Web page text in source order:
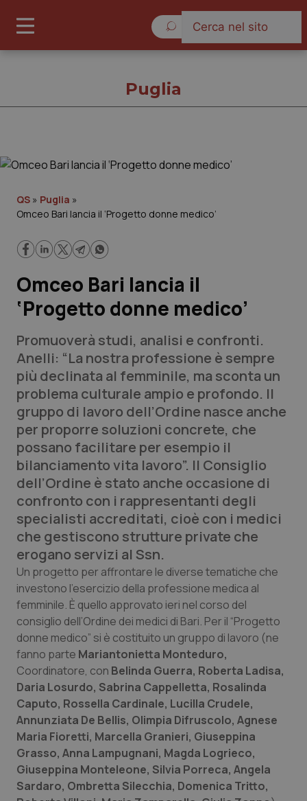
Cronache
Lavoro e Professioni
Scienza e Farmaci
Studi e Analisi
Lettere al direttore
Edizioni Regionali
QS Pro
Professionisti Sanitari.AI
Abruzzo
Basilicata
Calabria
Campania
Emilia-Romagna
Friuli Venezia Giulia
Lazio
QS Pro Gold
Artrite & artrosi
Asma & BPCO
Car-T
Colesterolo & coronaropatie
Dermatite Atopica
Diabete & glucometri
QS Club Newsletter
Puglia
QS » Puglia »
Omceo Bari lancia il ‘Progetto donne medico’
Omceo Bari lancia il
‘Progetto donne medico’
Promuoverà studi, analisi e confronti.
Anelli: “La nostra professione è sempre
più declinata al femminile, ma sconta un
problema culturale ampio e profondo. Il
gruppo di lavoro dell’Ordine nasce anche
per proporre soluzioni concrete, che
possano facilitare per esempio il
bilanciamento vita lavoro”. Il Consiglio
dell’Ordine è stato anche occasione di
confronto con i rappresentanti degli
specialisti accreditati, cioè con i medici
che gestiscono strutture private che
erogano servizi al Ssn.
Un progetto per affrontare le diverse tematiche che
investono l’esercizio della professione medica al
femminile. È quello approvato ieri nel corso del
consiglio dell’Ordine dei medici di Bari. Per il “Progetto
donne medico” si è costituito un gruppo di lavoro (ne
fanno parte Mariantonietta Monteduro,
Coordinatore, con Belinda Guerra, Roberta Ladisa,
Daria Losurdo, Sabrina Cappelletta, Rosalinda
Caputo, Rossella Cardinale, Lucilla Crudele,
Annunziata De Bellis, Olimpia Difruscolo, Agnese
Maria Fioretti, Marcella Granieri, Giuseppina
Grasso, Anna Lampugnani, Magda Logrieco,
Giuseppina Monteleone, Silvia Porreca, Angela
Sardaro, Ombretta Silecchia, Domenica Tritto,